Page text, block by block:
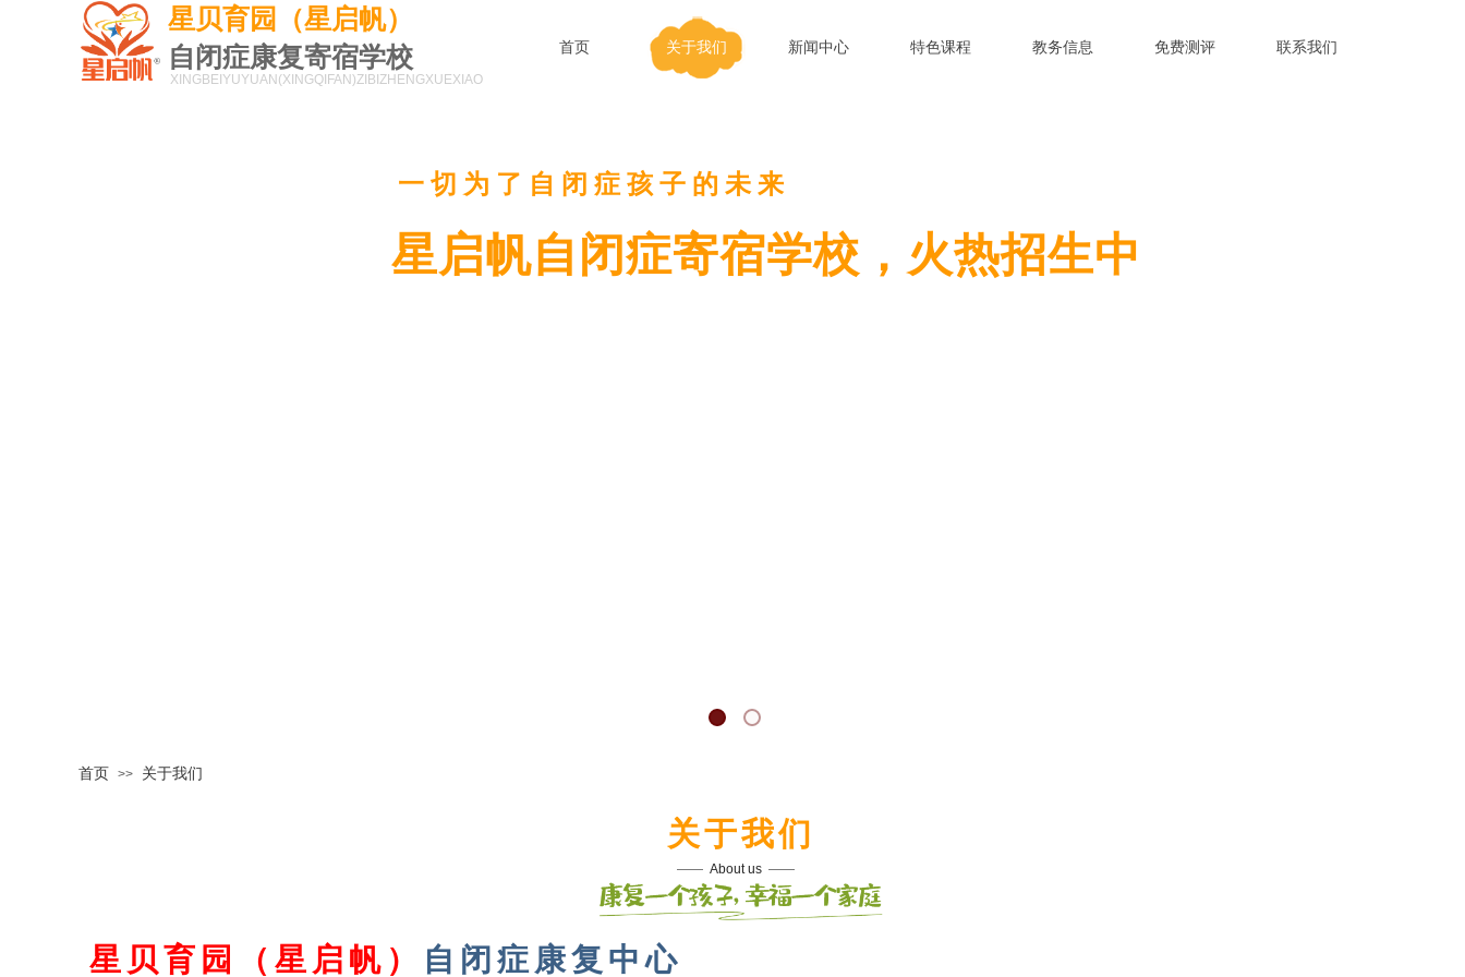
星贝育园（星启帆）
自闭症康复寄宿学校
首页 关于我们 新闻中心 特色课程 教务信息 免费测评 联系我们
XINGBEIYUYUAN(XINGQIFAN)ZIBIZHENGXUEXIAO
一切为了自闭症孩子的未来
星启帆自闭症寄宿学校，火热招生中
首页 >> 关于我们
关于我们
—— About us ——
星贝育园（星启帆） 自闭症康复中心